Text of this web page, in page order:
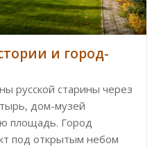
и город-
русской старины через
дом-музей
площадь. Город
под открытым небом